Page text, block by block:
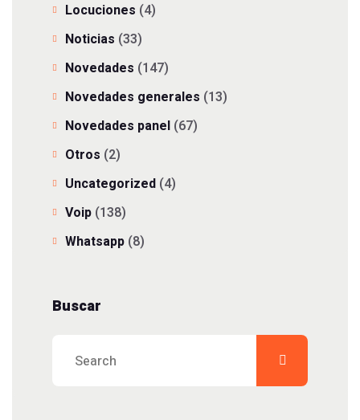
Locuciones (4)
Noticias (33)
Novedades (147)
Novedades generales (13)
Novedades panel (67)
Otros (2)
Uncategorized (4)
Voip (138)
Whatsapp (8)
Buscar